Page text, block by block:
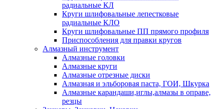
радиальные КЛ
Круги шлифовальные лепестковые
радиальные КЛО
Круги шлифовальные ПП прямого профиля
Приспособления для правки кругов
Алмазный инструмент
Алмазные головки
Алмазные круги
Алмазные отрезные диски
Алмазная и эльборовая паста, ГОИ, Шкурка
Алмазные карандаши,иглы,алмазы в оправе,
резцы